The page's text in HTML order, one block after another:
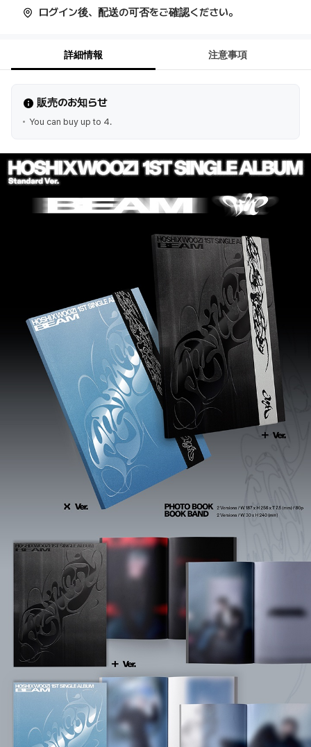
ログイン後、配送の可否をご確認ください。
詳細情報 注意事項
販売のお知らせ
You can buy up to 4.